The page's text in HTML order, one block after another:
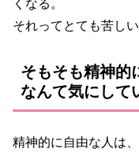
くなる。
それってとても苦しい
そもそも精神的
なんて気にして
精神的に自由な人は